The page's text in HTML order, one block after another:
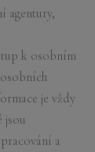
agentury,
k osobním
je vždy
jsou
a